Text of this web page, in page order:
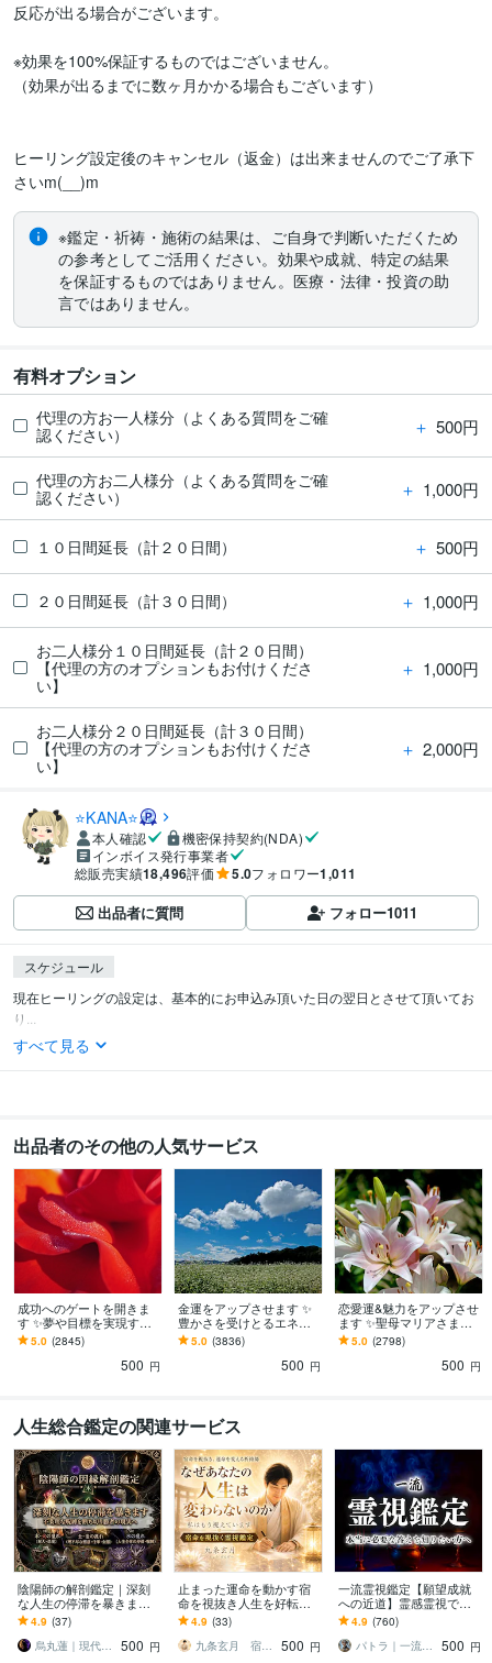
反応が出る場合がございます。
※効果を100%保証するものではございません。
（効果が出るまでに数ヶ月かかる場合もございます）
ヒーリング設定後のキャンセル（返金）は出来ませんのでご了承下
さいm(__)m
※鑑定・祈祷・施術の結果は、ご自身で判断いただくため
の参考としてご活用ください。効果や成就、特定の結果
を保証するものではありません。医療・法律・投資の助
言ではありません。
有料オプション
代理の方お一人様分（よくある質問をご確
認ください）
＋ 500円
代理の方お二人様分（よくある質問をご確
認ください）
＋ 1,000円
１０日間延長（計２０日間） ＋ 500円
２０日間延長（計３０日間） ＋ 1,000円
お二人様分１０日間延長（計２０日間）
【代理の方のオプションもお付けくださ
い】
＋ 1,000円
お二人様分２０日間延長（計３０日間）
【代理の方のオプションもお付けくださ
い】
＋ 2,000円
⭐KANA⭐
本人確認
機密保持契約(NDA)
インボイス発行事業者
総販売実績18,496評価 5.0フォロワー1,011
出品者に質問 フォロー1011
スケジュール
現在ヒーリングの設定は、基本的にお申込み頂いた日の翌日とさせて頂いてお
り...
すべて見る
出品者のその他の人気サービス
成功へのゲートを開きま
す ✨夢や目標を実現する
ことを早めます✨サクセス
ヒーリング
5.0 (2845)
500 円
金運をアップさせます ✨
豊かさを受けとるエネル
ギー✨金運を安定させ、持
続させます
5.0 (3836)
500 円
恋愛運&魅力をアップさせ
ます ✨聖母マリアさま、
キューピットのエネルギ
ー他
5.0 (2798)
500 円
人生総合鑑定の関連サービス
陰陽師の解剖鑑定｜深刻
な人生の停滞を暴きます
不条理な現状を断ち切
り、あなたが望む現実を
手にする
4.9 (37)
烏丸蓮｜現代の陰陽師
500 円
止まった運命を動かす宿
命を視抜き人生を好転さ
せます もう占いを渡り歩
かない。本気で未来を変
えたい方へ
4.9 (33)
九条玄月 宿命を視抜く祈祷師
500 円
一流霊視鑑定【願望成就
への近道】霊感霊視で占
います 恋愛、仕事など人
生において、長年報われ
ず苦しんできたあなたへ
4.9 (760)
パトラ｜一流の霊視鑑定
500 円